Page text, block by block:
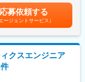
15時間程度。
とができる環境です。
ェアトップクラスの実
解決や地域活性、まち
をする社会貢献性の高
ンジニアなど、日々スキ
業務を進めています。
、基本的に残業はほと
10時間）
，macOS（開発環境）
前職のご経験とスキルに
月、10月）賃金はあく
下する可能性がありま
す。
応募依頼する
エージェントサービス）
クスエンジニア